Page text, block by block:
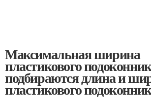
Максимальная ширина
пластикового
подбираются длина и
пластикового